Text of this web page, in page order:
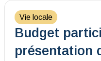
Vie locale
Budget
présentation